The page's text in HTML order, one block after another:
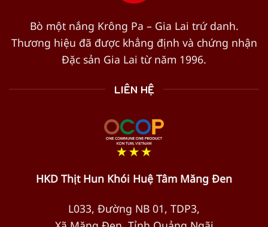
Bò một nắng Krông Pa – Gia Lai trứ danh.
Thương hiệu đã được khẳng định và chứng nhận
Đặc sản Gia Lai từ năm 1996.
LIÊN HỆ
HKD Thịt Hun Khói Huệ Tâm Măng Đen
L033, Đường NB 01, TDP3,